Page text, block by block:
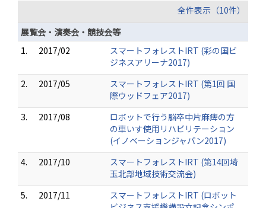
全件表示（10件）
展覧会・演奏会・競技会等
1.
2017/02
スマートフォレストIRT (彩の国ビ
ジネスアリーナ2017)
2.
2017/05
スマートフォレストIRT (第1回 国
際ウッドフェア2017)
3.
2017/08
ロボットで行う脳卒中片麻痺の方
の車いす使用リハビリテーション
(イノベーションジャパン2017)
4.
2017/10
スマートフォレストIRT (第14回埼
玉北部地域技術交流会)
5.
2017/11
スマートフォレストIRT (ロボット